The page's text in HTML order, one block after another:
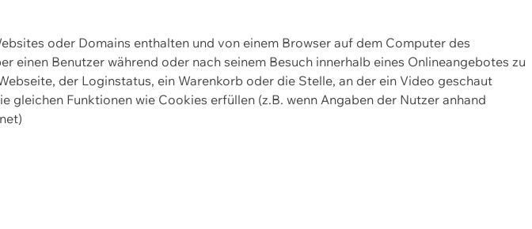
oder Domains enthalten und von einem Browser auf dem Computer des
Benutzer während oder nach seinem Besuch innerhalb eines Onlineangebotes zu
der Loginstatus, ein Warenkorb oder die Stelle, an der ein Video geschaut
Funktionen wie Cookies erfüllen (z.B. wenn Angaben der Nutzer anhand